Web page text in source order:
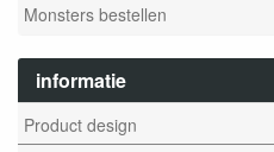
Monsters bestellen
informatie
Product design